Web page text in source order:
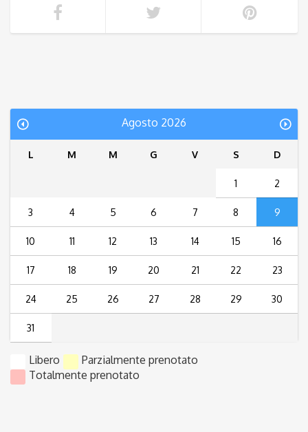
Agosto 2026
L M M G V S D
1 2
3 4 5 6 7 8 9
10 11 12 13 14 15 16
17 18 19 20 21 22 23
24 25 26 27 28 29 30
31
Libero
Parzialmente prenotato
Totalmente prenotato